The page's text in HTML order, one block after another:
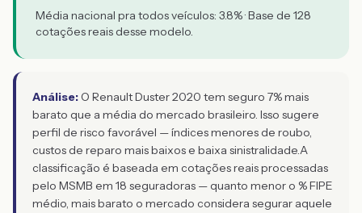
Média nacional pra todos veículos: 3.8% · Base de 128
cotações reais desse modelo.
Análise: O Renault Duster 2020 tem seguro 7% mais
barato que a média do mercado brasileiro. Isso sugere
perfil de risco favorável — índices menores de roubo,
custos de reparo mais baixos e baixa sinistralidade.A
classificação é baseada em cotações reais processadas
pelo MSMB em 18 seguradoras — quanto menor o % FIPE
médio, mais barato o mercado considera segurar aquele